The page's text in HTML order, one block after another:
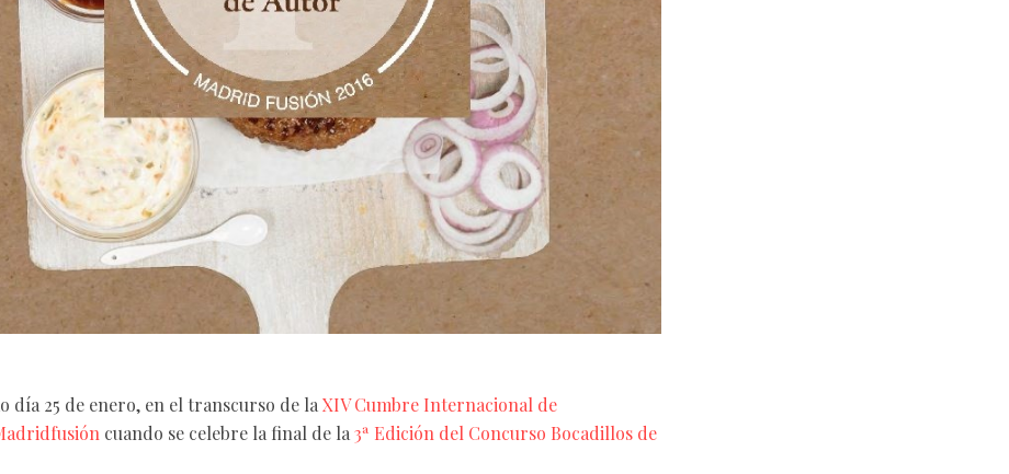
día 25 de enero, en el transcurso de la XIV Cumbre Internacional de
cuando se celebre la final de la 3ª Edición del Concurso Bocadillos de